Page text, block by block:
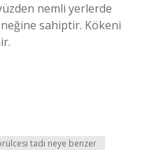
nemli yerlerde
sahiptir. Kökeni
tadı neye benzer